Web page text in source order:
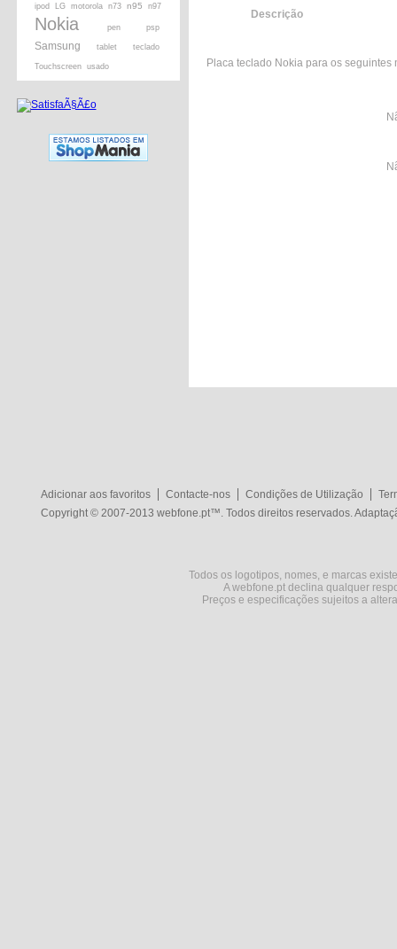
ipod LG motorola n73 n95 n97
Nokia pen psp
Samsung tablet teclado
Touchscreen usado
Descrição
Placa teclado Nokia para os
Adicionar aos favoritos Contacte-nos Condições de Utilização
Copyright © 2007-2013 webfone.pt™. Todos direitos reservados.
Todos os logotipos, nomes, e marcas
A webfone.pt declina qualquer
Preços e especificações sujeitos a